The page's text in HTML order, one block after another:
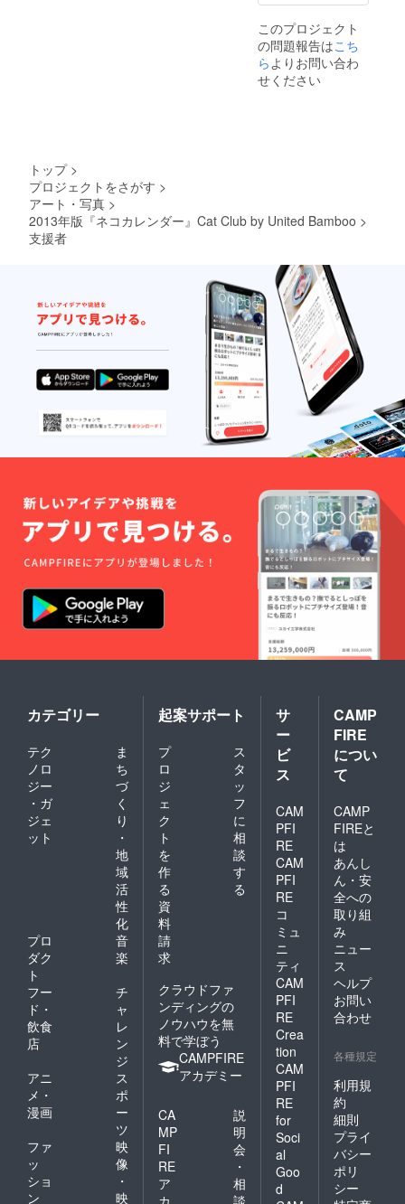
このプロジェクト
の問題報告はこち
らよりお問い合わ
せください
トップ >
プロジェクトをさがす >
アート・写真 >
2013年版『ネコカレンダー』Cat Club by United Bamboo >
支援者
カテゴリー
テク
ノロ
ジー
・ガ
ジェ
ット
ま
ち
づ
く
り
・
地
域
活
性
化
プロ
ダク
ト
音
楽
フー
ド・
飲食
店
チ
ャ
レ
ン
ジ
アニ
メ・
漫画
ス
ポ
ー
ツ
ファ
ッ
ショ
ン
映
像
・
映
起案サポート
プ
ロ
ジ
ェ
ク
ト
を
作
る
ス
タ
ッ
フ
に
相
談
す
る
資
料
請
求
クラウドファ
ンディングの
ノウハウを無
料で学ぼう
CAMPFIRE
アカデミー
CA
MP
FI
RE
ア
説
明
会
・
相
サ
ー
ビ
ス
CAM
PFI
RE
CAM
PFI
RE
コ
ミュ
ニ
ティ
CAM
PFI
RE
Crea
tion
CAM
PFI
RE
for
Soci
al
Goo
d
CAMP
FIRE
につい
て
CAMP
FIREと
は
あんし
ん・安
全への
取り組
み
ニュー
ス
ヘルプ
お問い
合わせ
各種規定
利用規
約
細則
プライ
バシー
ポリ
シー